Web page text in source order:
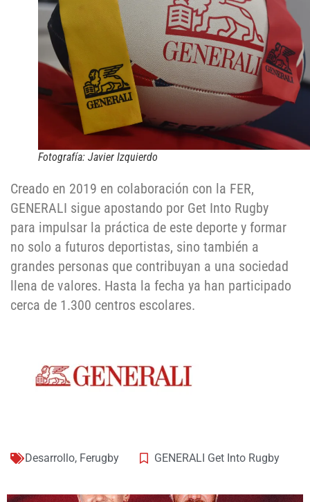
Fotografía: Javier Izquierdo
Creado en 2019 en colaboración con la FER,
GENERALI sigue apostando por Get Into Rugby
para impulsar la práctica de este deporte y formar
no solo a futuros deportistas, sino también a
grandes personas que contribuyan a una sociedad
llena de valores. Hasta la fecha ya han participado
cerca de 1.300 centros escolares.
Desarrollo, Ferugby GENERALI Get Into Rugby